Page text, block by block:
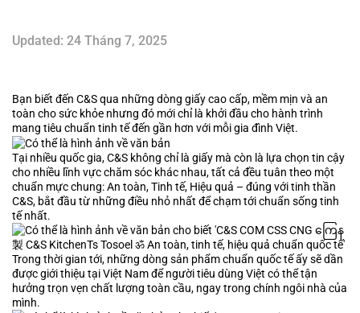
Updated: 24 Tháng 7, 2025
Bạn biết đến C&S qua những dòng giấy cao cấp, mềm mịn và an
toàn cho sức khỏe nhưng đó mới chỉ là khởi đầu cho hành trình
mang tiêu chuẩn tinh tế đến gần hơn với mỗi gia đình Việt.
Tại nhiều quốc gia, C&S không chỉ là giấy mà còn là lựa chọn tin cậy
cho nhiều lĩnh vực chăm sóc khác nhau, tất cả đều tuân theo một
chuẩn mực chung: An toàn, Tinh tế, Hiệu quả – đúng với tinh thần
C&S, bắt đầu từ những điều nhỏ nhất để chạm tới chuẩn sống tinh
tế nhất.
Trong thời gian tới, những dòng sản phẩm chuẩn quốc tế ấy sẽ dần
được giới thiệu tại Việt Nam để người tiêu dùng Việt có thể tận
hưởng trọn vẹn chất lượng toàn cầu, ngay trong chính ngôi nhà của
mình.